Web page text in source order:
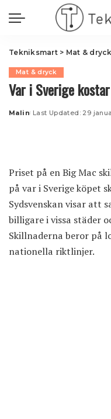
Tekniksmart> Mat & dryck
Mat & dryck
Var i Sverige
Posted
Malin Last Updated: 29
Priset på en Big Mac
på var i Sverige köpet
Sydsvenskan visar att
billigare i vissa städer
Skillnaderna beror på
nationella riktlinjer.